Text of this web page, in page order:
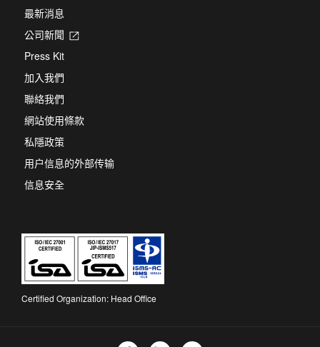
最新消息
公司新聞
Opens
Press Kit
加入我們
聯絡我們
網站使用條款
私隱政策
用户信息的外部传输
信息安全
Certified Organization: Head Office